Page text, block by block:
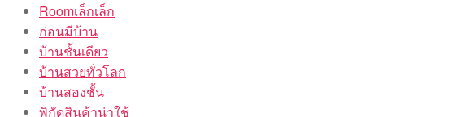
Roomเล็กเล็ก
ก่อนมีบ้าน
บ้านชั้นเดียว
บ้านสวยทั่วโลก
บ้านสองชั้น
พิกัดสินค้าน่าใช้